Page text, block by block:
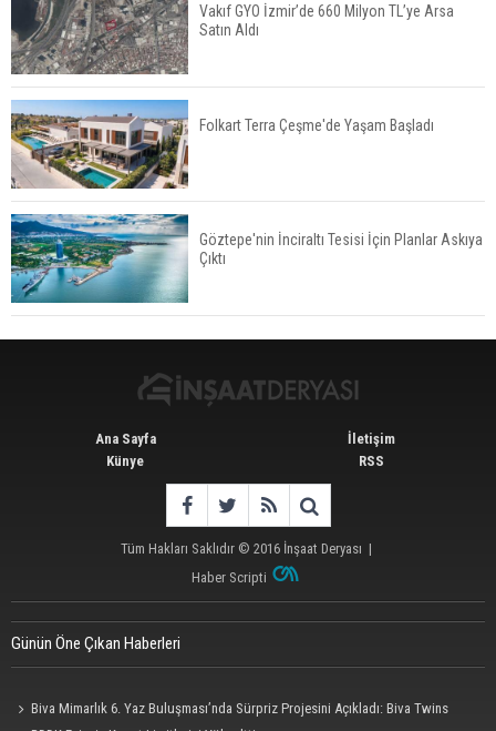
TOKİ'nin Kiralık Sosyal Konut Modeli Kiraları
Düşürür Mü?
İkinci El Konut Fiyatları İspanya'da Bir Yılda
Yüzde 16,2 Arttı
Konut Satışları Güçlü Seyrini Korudu Yabancıya
Satış Geriledi
Vakıf GYO İzmir’de 660 Milyon TL’ye Arsa
Satın Aldı
Folkart Terra Çeşme'de Yaşam Başladı
Göztepe'nin İnciraltı Tesisi İçin Planlar Askıya
Çıktı
Ana Sayfa
Künye
İletişim
RSS
Tüm Hakları Saklıdır © 2016 İnşaat Deryası |
Haber Scripti
Günün Öne Çıkan Haberleri
Biva Mimarlık 6. Yaz Buluşması’nda Sürpriz Projesini Açıkladı: Biva Twins